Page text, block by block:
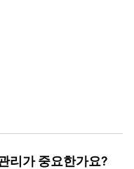
리가 중요한가요?